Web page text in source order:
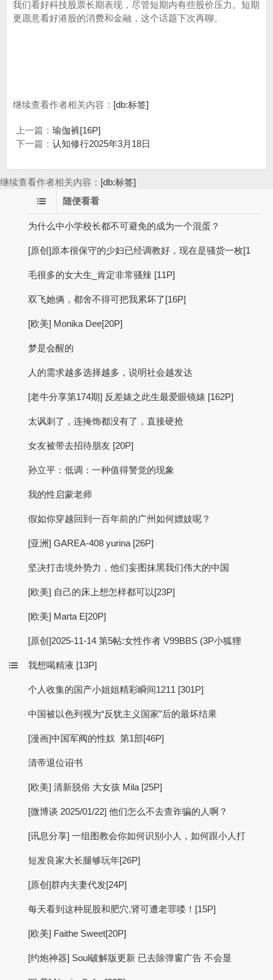
我们看好科技股票长期表现，尽管短期内有些股价压力。短期
更愿意看好港股的消费和金融，这个话题下次再聊。
继续查看作者相关内容： [db:标签]
上一篇： 瑜伽裤[16P]
下一篇： 认知修行2025年3月18日
继续查看作者相关内容： [db:标签]
随便看看
为什么中小学校长都不可避免的成为一个混蛋？
[原创]原本很保守的少妇已经调教好，现在是骚货一枚[1
毛很多的女大生_肯定非常骚辣 [11P]
双飞她俩，都舍不得可把我累坏了[16P]
[欧美] Monika Dee[20P]
梦是会醒的
人的需求越多选择越多，说明社会越发达
[老牛分享第174期] 反差婊之此生最爱眼镜婊 [162P]
太讽刺了，连掩饰都没有了，直接硬抢
女友被带去招待朋友 [20P]
孙立平：低调：一种值得警觉的现象
我的性启蒙老师
假如你穿越回到一百年前的广州如何嫖妓呢？
[亚洲] GAREA-408 yurina [26P]
坚决打击境外势力，他们妄图抹黑我们伟大的中国
[欧美] 自己的床上想怎样都可以[23P]
[欧美] Marta E[20P]
[原创]2025-11-14 第5帖:女性作者 V99BBS (3P小狐狸
我想喝精液 [13P]
个人收集的国产小姐姐精彩瞬间1211 [301P]
中国被以色列视为“反犹主义国家”后的最坏结果
[漫画]中国军阀的性奴 第1部[46P]
清帝退位诏书
[欧美] 清新脱俗 大女孩 Mila [25P]
[微博谈 2025/01/22] 他们怎么不去查诈骗的人啊？
[讯息分享] 一组图教会你如何识别小人，如何跟小人打
短发良家大长腿够玩年[26P]
[原创]群内夫妻代发[24P]
每天看到这种屁股和肥穴,肾可遭老罪喽！[15P]
[欧美] Faithe Sweet[20P]
[约炮神器] Soul破解版更新 已去除弹窗广告 不会显